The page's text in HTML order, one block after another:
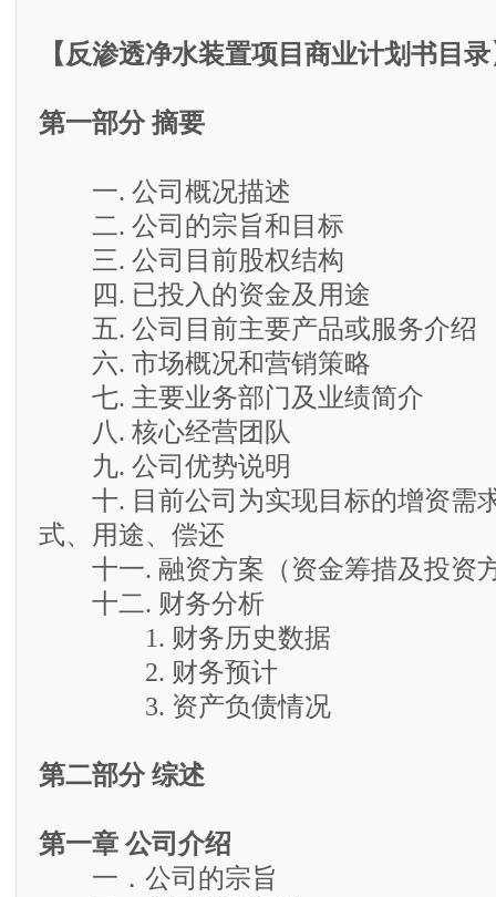
【反渗透净水装置项目商业计划书目
第一部分 摘要
一. 公司概况描述
二. 公司的宗旨和目标
三. 公司目前股权结构
四. 已投入的资金及用途
五. 公司目前主要产品或服务介绍
六. 市场概况和营销策略
七. 主要业务部门及业绩简介
八. 核心经营团队
九. 公司优势说明
十. 目前公司为实现目标的增资需
式、用途、偿还
十一. 融资方案（资金筹措及投资
十二. 财务分析
1. 财务历史数据
2. 财务预计
3. 资产负债情况
第二部分 综述
第一章 公司介绍
一．公司的宗旨